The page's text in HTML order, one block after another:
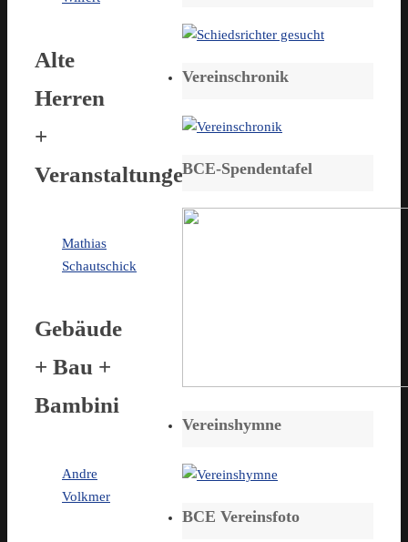
Alte
Herren
+
Veranstaltungen
Mathias
Schautschick
Gebäude
+ Bau +
Bambini
Andre
Volkmer
Vereinschronik
BCE-Spendentafel
Vereinshymne
BCE Vereinsfoto